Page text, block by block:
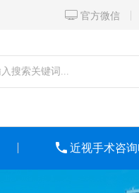
 官方微信
 近视手术咨